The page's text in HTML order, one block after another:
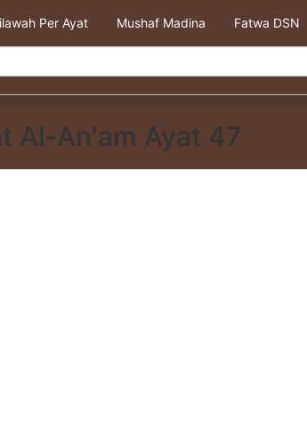
Per Ayat Mushaf Madina Fatwa DSN
Al-An'am Ayat 47